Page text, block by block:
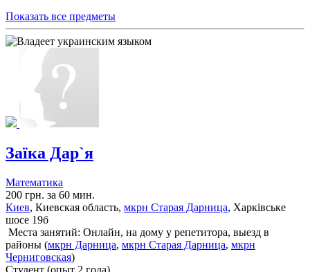
Показать все предметы
Заїка Дар`я
Математика
200 грн. за 60 мин.
Киев, Киевская область, мкрн Старая Дарница, Харківське
шосе 19б
Места занятий: Онлайн, на дому у репетитора, выезд в
районы (мкрн Дарница, мкрн Старая Дарница, мкрн
Черниговская)
Cтудент (опыт 2 года)